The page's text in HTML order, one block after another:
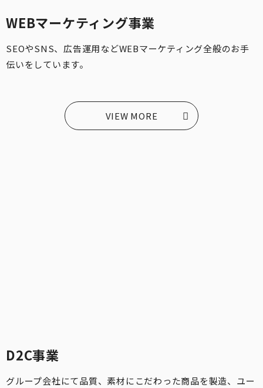
WEBマーケティング事業
SEOやSNS、広告運用などWEBマーケティング全般のお手
伝いをしています。
VIEW MORE
D2C事業
グループ会社にて品質、素材にこだわった商品を製造、ユー